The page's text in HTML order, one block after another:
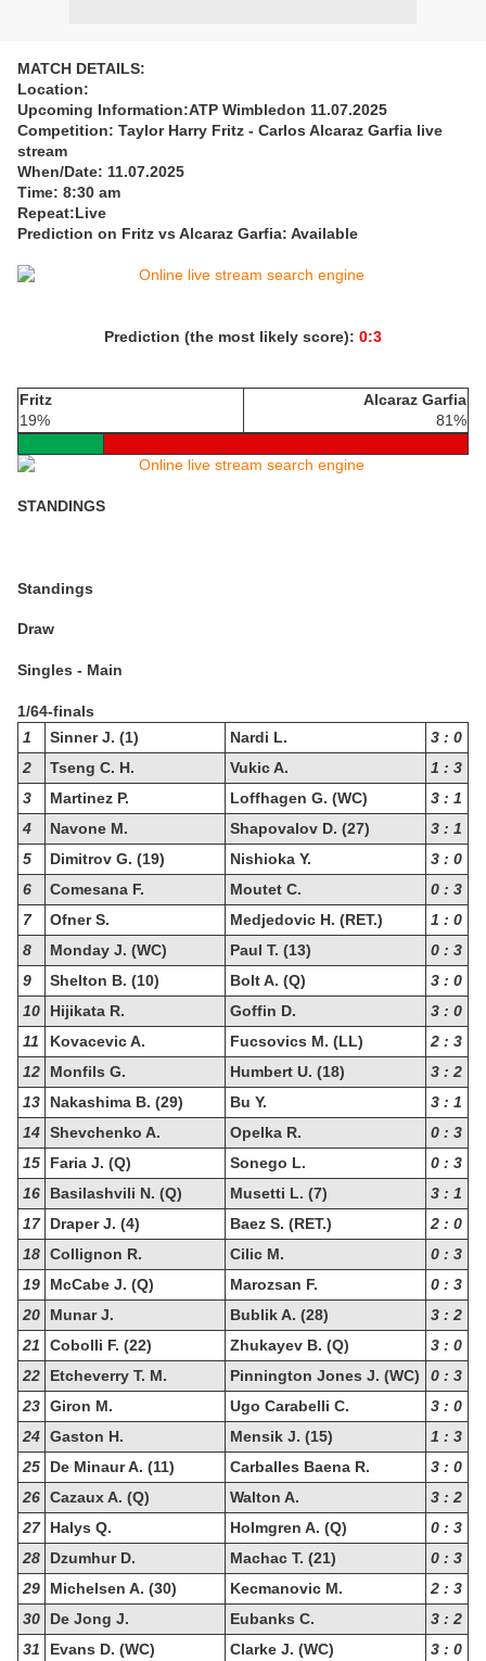
MATCH DETAILS:
Location:
Upcoming Information:ATP Wimbledon 11.07.2025
Competition: Taylor Harry Fritz - Carlos Alcaraz Garfia live
stream
When/Date: 11.07.2025
Time: 8:30 am
Repeat:Live
Prediction on Fritz vs Alcaraz Garfia: Available
Prediction (the most likely score): 0:3
Fritz
19%
Alcaraz Garfia
81%
STANDINGS
Standings
Draw
Singles - Main
1/64-finals
1
Sinner J. (1) Nardi L.
3 : 0
2
Tseng C. H. Vukic A.
1 : 3
3
Martinez P. Loffhagen G. (WC)
3 : 1
4
Navone M. Shapovalov D. (27)
3 : 1
5
Dimitrov G. (19) Nishioka Y.
3 : 0
6
Comesana F. Moutet C.
0 : 3
7
Ofner S. Medjedovic H. (RET.)
1 : 0
8
Monday J. (WC) Paul T. (13)
0 : 3
9
Shelton B. (10) Bolt A. (Q)
3 : 0
10
Hijikata R. Goffin D.
3 : 0
11
Kovacevic A. Fucsovics M. (LL)
2 : 3
12
Monfils G. Humbert U. (18)
3 : 2
13
Nakashima B. (29) Bu Y.
3 : 1
14 Shevchenko A. Opelka R.
0 : 3
15
Faria J. (Q) Sonego L.
0 : 3
16
Basilashvili N. (Q) Musetti L. (7)
3 : 1
17
Draper J. (4) Baez S. (RET.)
2 : 0
18 Collignon R. Cilic M.
0 : 3
19
McCabe J. (Q) Marozsan F.
0 : 3
20
Munar J. Bublik A. (28)
3 : 2
21
Cobolli F. (22) Zhukayev B. (Q)
3 : 0
22
Etcheverry T. M. Pinnington Jones J. (WC)
0 : 3
23 Giron M. Ugo Carabelli C.
3 : 0
24 Gaston H. Mensik J. (15)
1 : 3
25
De Minaur A. (11) Carballes Baena R.
3 : 0
26 Cazaux A. (Q) Walton A.
3 : 2
27
Halys Q. Holmgren A. (Q)
0 : 3
28
Dzumhur D. Machac T. (21)
0 : 3
29
Michelsen A. (30) Kecmanovic M.
2 : 3
30
De Jong J. Eubanks C.
3 : 2
31
Evans D. (WC) Clarke J. (WC)
3 : 0